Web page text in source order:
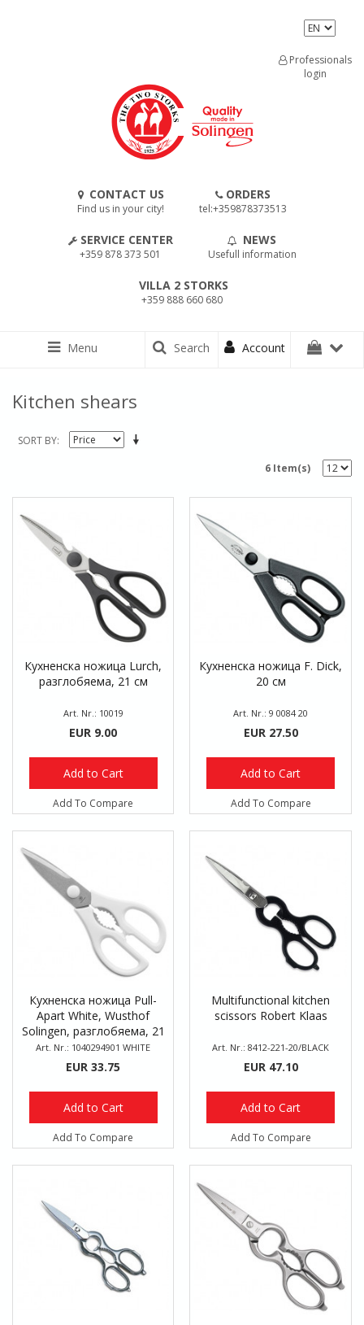
CONTACT US
Find us in your city!
ORDERS
tel:+359878373513
SERVICE CENTER
+359 878 373 501
NEWS
Usefull information
VILLA 2 STORKS
+359 888 660 680
Professionals
login
Menu Search Account
Kitchen shears
SORT BY
6 Item(s)
Кухненска ножица Lurch,
разглобяема, 21 см
Art. Nr.: 10019
EUR 9.00
Add to Cart
Add To Compare
Кухненска ножица F. Dick,
20 см
Art. Nr.: 9 0084 20
EUR 27.50
Add to Cart
Add To Compare
Кухненска ножица Pull-
Apart White, Wusthof
Solingen, разглобяема, 21
см
Art. Nr.: 1040294901 WHITE
EUR 33.75
Add to Cart
Add To Compare
Multifunctional kitchen
scissors Robert Klaas
Art. Nr.: 8412-221-20/BLACK
EUR 47.10
Add to Cart
Add To Compare